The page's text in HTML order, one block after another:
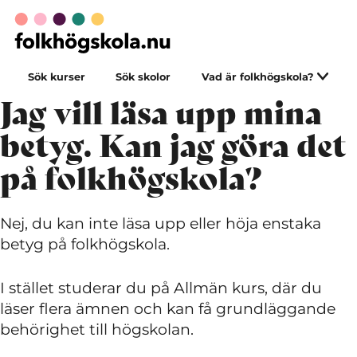
Sök kurser Sök skolor Vad är folkhögskola?
Jag vill läsa upp mina
betyg. Kan jag göra det
på folkhögskola?
Nej, du kan inte läsa upp eller höja enstaka
betyg på folkhögskola.
I stället studerar du på Allmän kurs, där du
läser flera ämnen och kan få grundläggande
behörighet till högskolan.